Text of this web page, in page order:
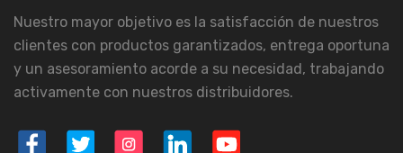
Nuestro mayor objetivo es la satisfacción de nuestros
clientes con productos garantizados, entrega oportuna
y un asesoramiento acorde a su necesidad, trabajando
activamente con nuestros distribuidores.